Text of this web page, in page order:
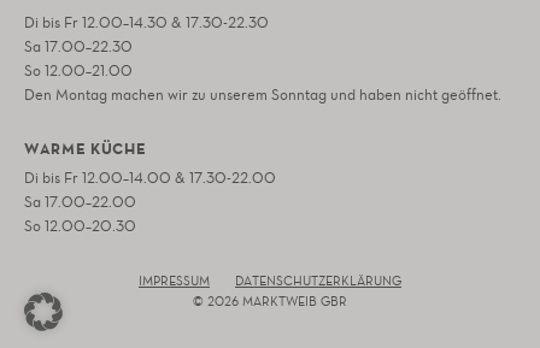
Di bis Fr 12.00–14.30 & 17.30-22.30
Sa 17.00–22.30
So 12.00–21.00
Den Montag machen wir zu unserem Sonntag und haben nicht geöffnet.
WARME KÜCHE
Di bis Fr 12.00–14.00 & 17.30-22.00
Sa 17.00–22.00
So 12.00–20.30
IMPRESSUM
DATENSCHUTZERKLÄRUNG
© 2026 MARKTWEIB GBR